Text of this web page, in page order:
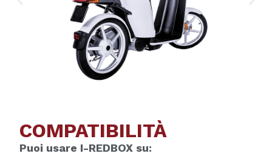
COMPATIBILITÀ
Puoi usare I-REDBOX su: